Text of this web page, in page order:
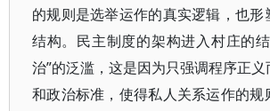
的规则是选举运作的真实逻辑，也形
结构。民主制度的架构进入村庄的
治”的泛滥，这是因为只强调程序正
和政治标准，使得私人关系运作的规